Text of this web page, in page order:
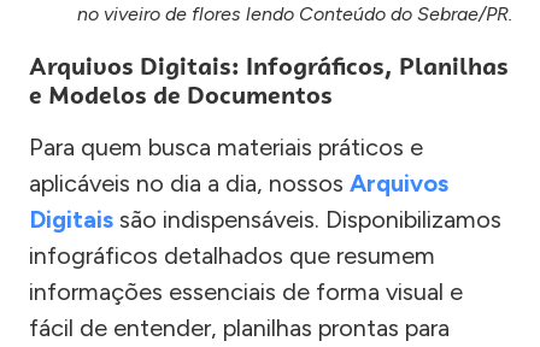
no viveiro de flores lendo Conteúdo do Sebrae/PR.
Arquivos Digitais: Infográficos, Planilhas
e Modelos de Documentos
Para quem busca materiais práticos e
aplicáveis no dia a dia, nossos Arquivos
Digitais são indispensáveis. Disponibilizamos
infográficos detalhados que resumem
informações essenciais de forma visual e
fácil de entender, planilhas prontas para